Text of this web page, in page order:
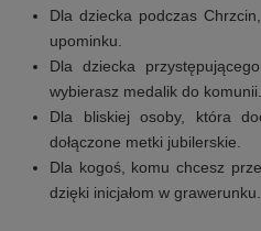
Dla dziecka podczas
upominku.
Dla dziecka
wybierasz medalik do komunii.
Dla bliskiej osoby, która
dołączone metki jubilerskie.
Dla kogoś, komu chcesz
dzięki inicjałom w grawerunku.